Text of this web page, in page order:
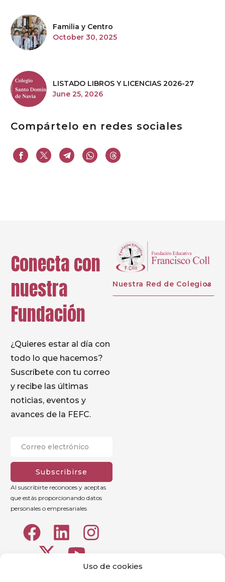
Uso de cookies
Familia y Centro
October 30, 2025
LISTADO LIBROS Y LICENCIAS 2026-27
June 25, 2026
Compártelo en redes sociales
Conecta con
nuestra
Fundación
¿Quieres estar al día con
todo lo que hacemos?
Suscríbete con tu correo
y recibe las últimas
noticias, eventos y
avances de la FEFC.
Subscribirse
Al suscribirte reconoces y aceptas
que estás proporcionando datos
personales o empresariales
Nuestra Red de Colegios